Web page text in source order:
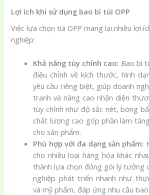
Lợi ích khi sử dụng bao bì túi OPP
Việc lựa chọn túi OPP mang lại nhiều lợi
nghiệp:
Khả năng tùy chỉnh cao: Bao bì
điều chỉnh về kích thước, hình
yêu cầu riêng biệt, giúp doanh
tranh và nâng cao nhận diện
tùy chỉnh như độ sắc nét, bóng
chất lượng cao góp phần làm
cho sản phẩm.
Phù hợp với đa dạng sản phẩm:
cho nhiều loại hàng hóa khác
thành lựa chọn đóng gói lý tưởng
nghiệp phát triển nhanh như
và mỹ phẩm, đáp ứng nhu cầu